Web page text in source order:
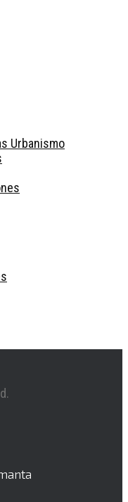
Urbanismo